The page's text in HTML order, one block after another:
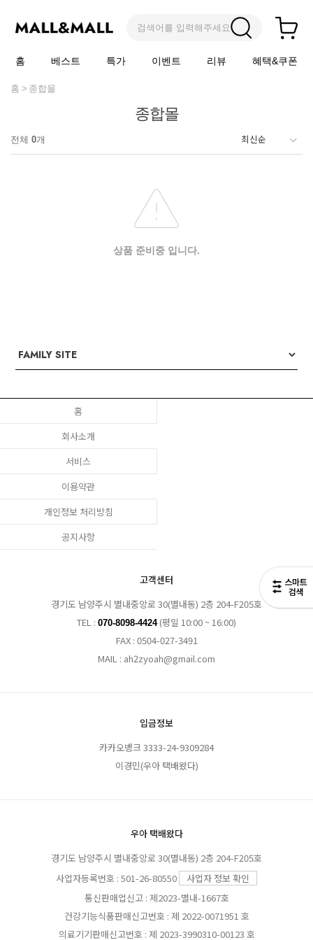
검색어를 입력해주세요
홈 베스트 특가 이벤트 리뷰 혜택&쿠폰
홈 종합몰
종합몰
전체 0개
상품 준비중 입니다.
홈
회사소개
서비스
이용약관
개인정보 처리방침
공지사항
고객센터
경기도 남양주시 별내중앙로 30(별내동) 2층 204-F205호
TEL : 070-8098-4424(평일 10:00 ~ 16:00)
FAX : 0504-027-3491
MAIL : ah2zyoah@gmail.com
입금정보
카카오뱅크 3333-24-9309284
이경민(우아 택배왔다)
우아 택배왔다
경기도 남양주시 별내중앙로 30(별내동) 2층 204-F205호
사업자등록번호 : 501-26-80550
사업자 정보 확인
통신판매업신고 : 제2023-별내-1667호
건강기능식품판매신고번호 : 제 2022-0071951 호
의료기기판매신고번호 : 제 2023-3990310-00123 호